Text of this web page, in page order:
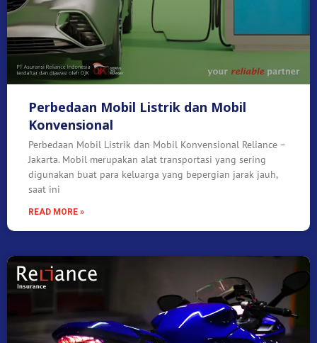
Perbedaan Mobil Listrik dan Mobil
Konvensional
Perbedaan Mobil Listrik dan Mobil Konvensional Reliance –
Jakarta. Mobil merupakan alat transportasi yang sering
digunakan buat para keluarga yang bepergian jarak jauh,
saat ini
READ MORE »